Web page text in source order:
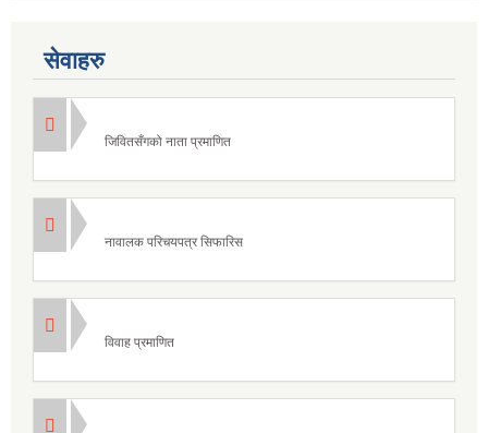
सेवाहरु
जिवितसँगको नाता प्रमाणित
नावालक परिचयपत्र सिफारिस
विवाह प्रमाणित